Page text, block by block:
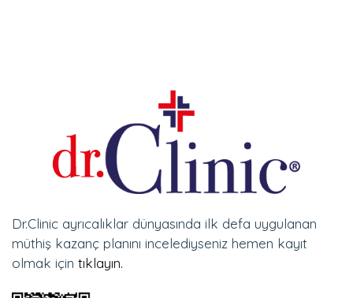
Dr.Clinic ayrıcalıklar dünyasında ilk defa uygulanan
müthiş kazanç planını incelediyseniz hemen kayıt
olmak için tıklayın.